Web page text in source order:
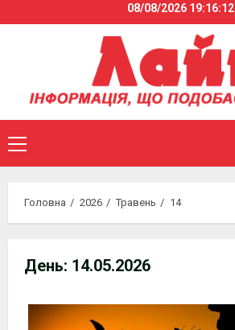
to
08/08/2026 19:16:13
Primary
Menu
Головна 2026 Травень 14
День: 14.05.2026